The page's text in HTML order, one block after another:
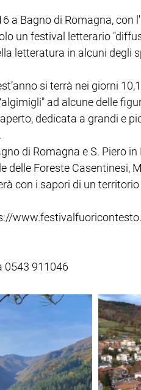
a Bagno di Romagna, con
un festival letterario
letteratura in alcuni degli
si terrà nei giorni
ad alcune delle
dedicata a grandi e
di Romagna e S. Piero in
delle Foreste Casentinesi,
con i sapori di un
0543 911046